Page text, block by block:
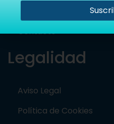
Historia de la empresa
Contacto
Legalidad
Aviso Legal
Política de Cookies